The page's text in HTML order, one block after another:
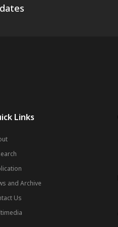
Links
and Archive
Us